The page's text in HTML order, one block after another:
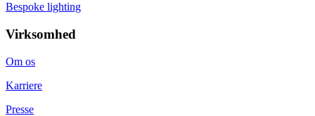
Bespoke lighting
Virksomhed
Om os
Karriere
Presse